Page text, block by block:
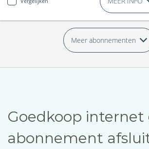
Meer abonnementen
Goedkoop internet
abonnement